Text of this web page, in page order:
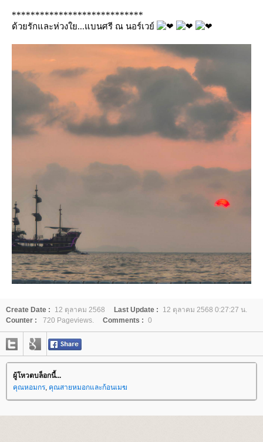
****************************
ด้วยรักและห่วงใย...แบนศรี ณ นอร์เวย์
Create Date : 12 ตุลาคม 2568 Last Update :
12 ตุลาคม 2568 0:27:27 น.
Counter :
720 Pageviews. Comments : 0
ผู้โหวตบล็อกนี้...
คุณหอมกร, คุณสายหมอกและก้อนเมฆ